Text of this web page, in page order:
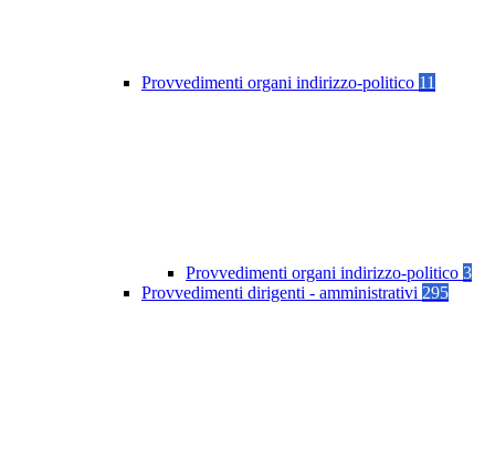
Provvedimenti organi indirizzo-politico 11
Provvedimenti organi indirizzo-politico 3
Provvedimenti dirigenti - amministrativi 295